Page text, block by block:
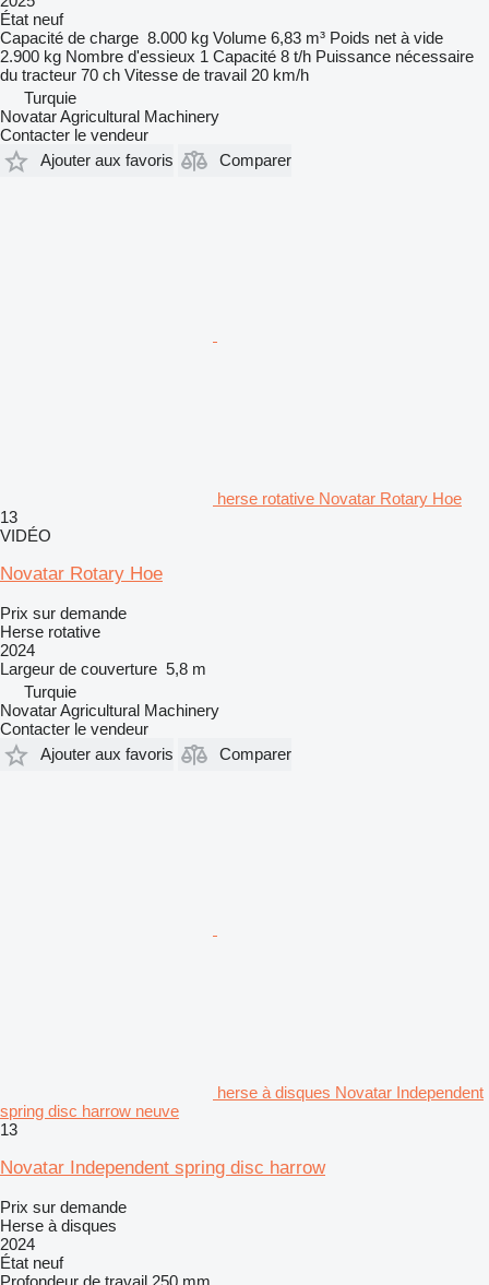
État neuf
Capacité de charge 8.000 kg Volume 6,83 m³ Poids net à vide
2.900 kg Nombre d'essieux 1 Capacité 8 t/h Puissance nécessaire
du tracteur 70 ch Vitesse de travail 20 km/h
Turquie
Novatar Agricultural Machinery
Contacter le vendeur
Ajouter aux favoris
Comparer
herse rotative Novatar Rotary Hoe
13
VIDÉO
Novatar Rotary Hoe
Prix sur demande
Herse rotative
2024
Largeur de couverture 5,8 m
Turquie
Novatar Agricultural Machinery
Contacter le vendeur
Ajouter aux favoris
Comparer
herse à disques Novatar Independent
spring disc harrow neuve
13
Novatar Independent spring disc harrow
Prix sur demande
Herse à disques
2024
État neuf
Profondeur de travail 250 mm